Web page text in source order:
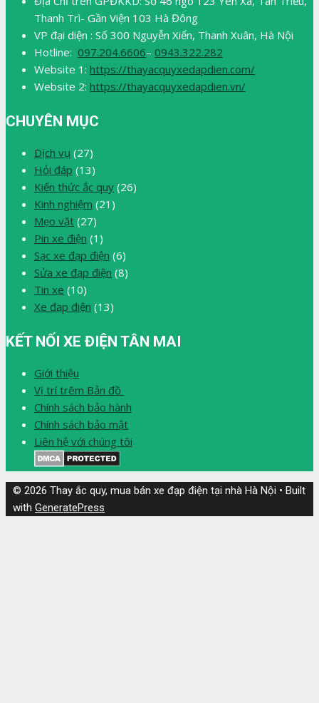
Thanh Trì- Gần Viện 103 Hà Đông
VP đại diện : Số 300 Nguyễn Xiển, Thanh Xuân, Hà Nội
Hotline: 097.204.6606– 0943.322.282
Website 1: https://thayacquyxedapdien.com/
Website 2: https://thayacquyxedapdien.vn/
CHUYÊN MỤC
Dịch vụ (27)
Hỏi đáp (13)
Kiến thức ắc quy (26)
Kinh nghiệm (21)
Mẹo vặt (27)
Pin xe điện (1)
Sạc xe đạp điện (6)
Sửa xe đạp điện (8)
Tin xe (10)
Xe đạp điện (13)
KẾT NỐI XE ĐIỆN TÂN MAI
Giới thiệu
Vị trí trêm Bản đồ
Chính sách bảo hành
Chính sách bảo mật
Liên hệ với chúng tôi
© 2026 Thay ắc quy, mua bán xe đạp điện tại nhà Hà Nội • Built
with GeneratePress